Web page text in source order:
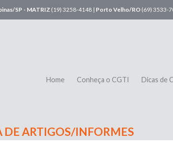
SP - MATRIZ (19) 3258-4148 | Porto Velho/RO (69) 3533-
Home Conheça o CGTI Dicas de
DE ARTIGOS/INFORMES